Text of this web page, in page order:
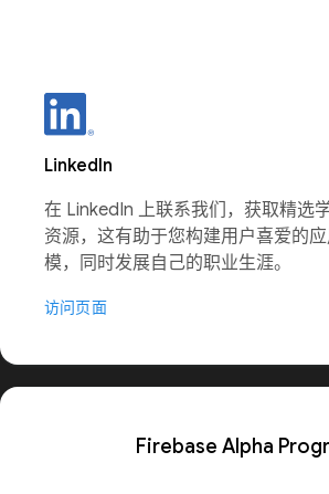
LinkedIn
在 LinkedIn 上联系我们，获取精选
资源，这有助于您构建用户喜爱的
模，同时发展自己的职业生涯。
访问页面
Firebase Alpha